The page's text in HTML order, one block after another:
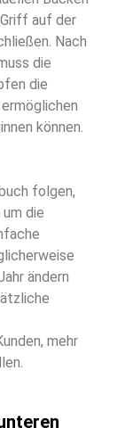
auf der
Nach
die
die
können.
folgen,
die
ändern
mehr